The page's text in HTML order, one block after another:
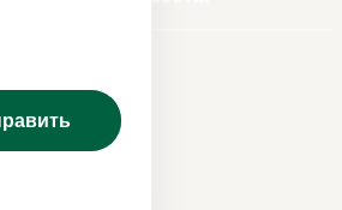
ЛИСТАЙТЕ ВНИЗ